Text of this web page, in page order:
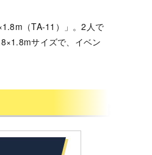
（TA-11）」。2人で
サイズで、イベン